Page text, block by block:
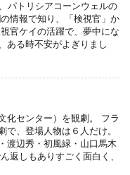
パトリシアコーンウェルの
情報で知り、「検視官」か
官ケイの活躍で、夢中にな
ある時不安がよぎりまし
化センター）を観劇。 フラ
で、登場人物は６人だけ。
渡辺秀・初風緑・山口馬木
返しもありすごく面白く、